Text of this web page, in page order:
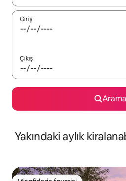
Giriş
Çıkış
Arama
Yakındaki aylık